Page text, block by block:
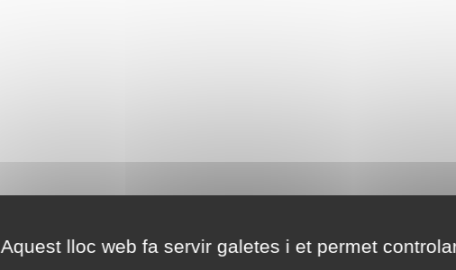
Aquest lloc web fa servir galetes i et permet